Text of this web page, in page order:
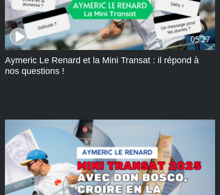
05'27
Aymeric Le Renard et la Mini Transat : il répond à
nos questions !